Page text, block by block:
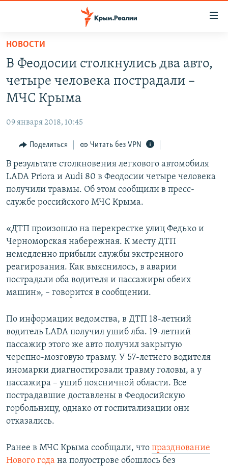
Вернуться
основному
содержанию
Вернутся
главной
навигации
Вернутся
поиску
СПЕЦПРОЕКТЫ
ГРУЗ 200
11 ЛЕТ ОККУПАЦИИ КРЫМА. 11 ИСТОРИЙ СОПРОТИВЛЕНИЯ
ВОДА
ЕЩЕ
ИНТЕРАКТИВ
ИНФОГРАФИКА
ТЕЛЕПРОЕКТ КРЫМ.РЕАЛИИ
СОВЕТЫ ПРАВОЗАЩИТНИКОВ
ПОБЕДИТЕЛЕЙ НЕ СУДЯТ?
КРЫМ.НЕПОКОРЕННЫЙ
УКРАИНСКАЯ ПРОБЛЕМА КРЫМА
РАДІО СВОБОДА
КАК ОБОЙТИ БЛОКИРОВКУ
Українською
Qırımtatar
ПРИСОЕДИНЯЙТЕСЬ!
НОВОСТИ
В Феодосии столкнулись два авто,
четыре человека пострадали –
МЧС Крыма
09 января 2018, 10:45
Поделиться Читать без VPN
В результате столкновения легкового автомобиля
LADA Priora и Audi 80 в Феодосии четыре человека
получили травмы. Об этом сообщили в пресс-
службе российского МЧС Крыма.
«ДТП произошло на перекрестке улиц Федько и
Черноморская набережная. К месту ДТП
немедленно прибыли службы экстренного
реагирования. Как выяснилось, в аварии
пострадали оба водителя и пассажиры обеих
машин», – говорится в сообщении.
По информации ведомства, в ДТП 18-летний
водитель LADA получил ушиб лба. 19-летний
пассажир этого же авто получил закрытую
черепно-мозговую травму. У 57-летнего водителя
иномарки диагностировали травму головы, а у
пассажира – ушиб поясничной области. Все
пострадавшие доставлены в Феодосийскую
горбольницу, однако от госпитализации они
отказались.
Ранее в МЧС Крыма сообщали, что празднование
Нового года на полуострове обошлось без